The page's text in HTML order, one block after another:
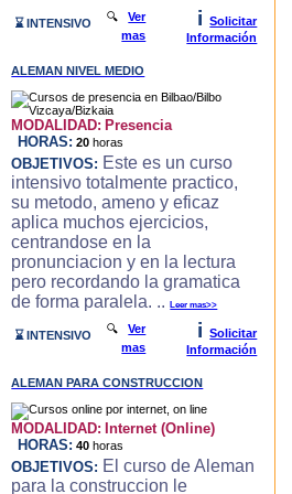
⌛ INTENSIVO 🔍Ver
mas
i
Solicitar
Información
ALEMAN NIVEL MEDIO
MODALIDAD: Presencia
HORAS: 20 horas
OBJETIVOS: Este es un curso
intensivo totalmente practico,
su metodo, ameno y eficaz
aplica muchos ejercicios,
centrandose en la
pronunciacion y en la lectura
pero recordando la gramatica
de forma paralela. ..Leer mas>>
⌛ INTENSIVO 🔍Ver
mas
i
Solicitar
Información
ALEMAN PARA CONSTRUCCION
MODALIDAD: Internet (Online)
HORAS: 40 horas
OBJETIVOS: El curso de Aleman
para la construccion le